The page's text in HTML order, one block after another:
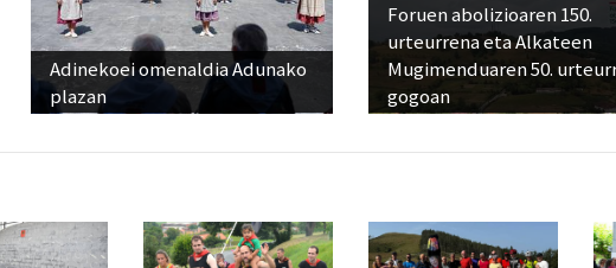
Adinekoei omenaldia Adunako
plazan
Foruen abolizioaren 150.
urteurrena eta Alkateen
Mugimenduaren 50.
gogoan